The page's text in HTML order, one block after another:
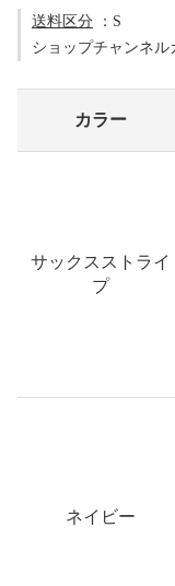
送料区分 ：S
ショップチャンネル
カラー
サックスストライ
プ
ネイビー